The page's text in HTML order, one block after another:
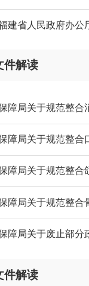
建省人民政府办公
件解读
障局关于规范整
障局关于规范整
障局关于规范整
障局关于规范整
障局关于废止部
件解读